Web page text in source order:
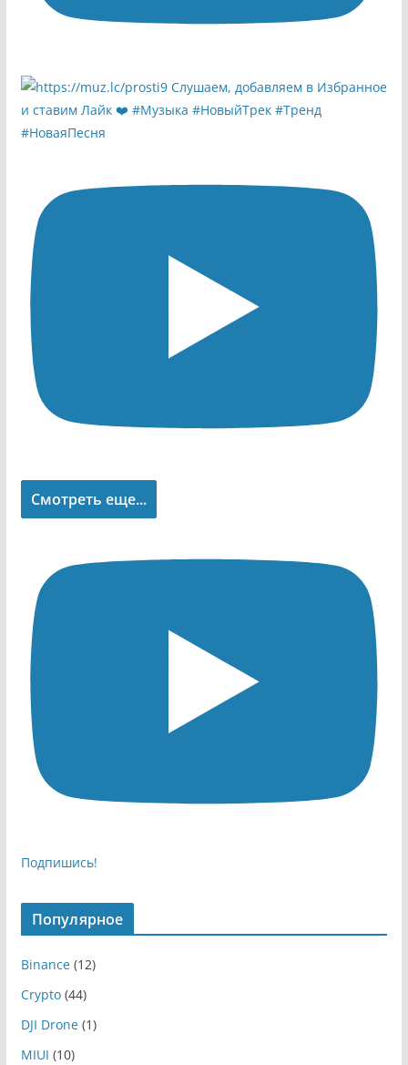
Смотреть еще...
Подпишись!
Популярное
Binance(12)
Crypto(44)
DJI Drone(1)
MIUI (10)